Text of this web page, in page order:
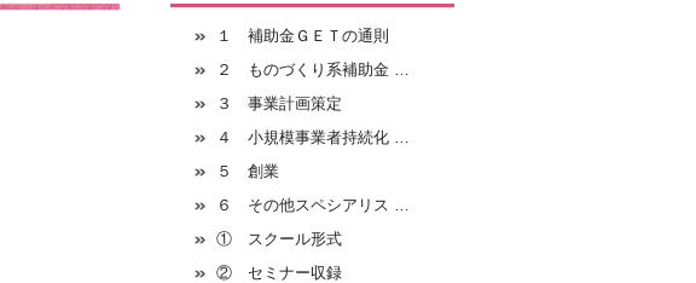
１ 補助金ＧＥＴの通則
２ ものづくり系補助金 …
３ 事業計画策定
４ 小規模事業者持続化 …
５ 創業
６ その他スペシアリス …
① スクール形式
② セミナー収録